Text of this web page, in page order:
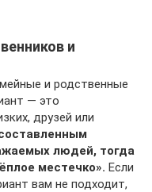
и
и родственные
— это
друзей или
людей, тогда
местечко». Если
вам не подходит,